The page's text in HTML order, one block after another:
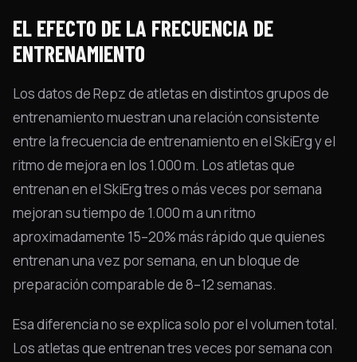
EL EFECTO DE LA FRECUENCIA DE
ENTRENAMIENTO
Los datos de Repz de atletas en distintos grupos de
entrenamiento muestran una relación consistente
entre la frecuencia de entrenamiento en el SkiErg y el
ritmo de mejora en los 1.000 m. Los atletas que
entrenan en el SkiErg tres o más veces por semana
mejoran su tiempo de 1.000 m a un ritmo
aproximadamente 15–20% más rápido que quienes
entrenan una vez por semana, en un bloque de
preparación comparable de 8–12 semanas.
Esa diferencia no se explica solo por el volumen total.
Los atletas que entrenan tres veces por semana con